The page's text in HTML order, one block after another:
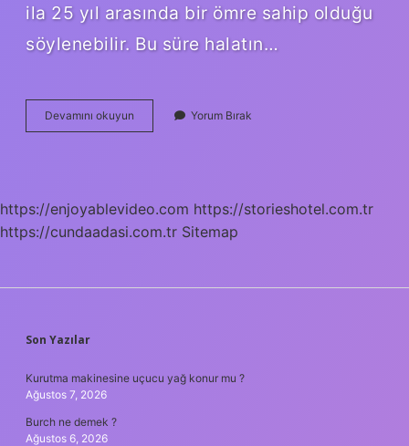
ila 25 yıl arasında bir ömre sahip olduğu
söylenebilir. Bu süre halatın…
Devamını okuyun
Halatı
Yorum Bırak
https://enjoyablevideo.com https://storieshotel.com.tr
https://cundaadasi.com.tr Sitemap
SIDEBAR
Son Yazılar
Kurutma makinesine uçucu yağ konur mu ?
Ağustos 7, 2026
Burch ne demek ?
Ağustos 6, 2026